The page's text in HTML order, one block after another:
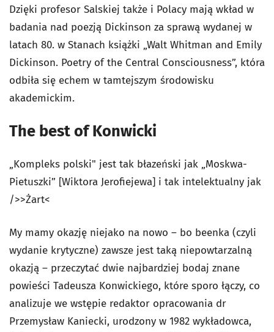
Dzięki profesor Salskiej także i Polacy mają wkład w
badania nad poezją Dickinson za sprawą wydanej w
latach 80. w Stanach książki „Walt Whitman and Emily
Dickinson. Poetry of the Central Consciousness”, która
odbiła się echem w tamtejszym środowisku
akademickim.
The best of Konwicki
„Kompleks polski" jest tak błazeński jak „Moskwa-
Pietuszki” [Wiktora Jerofiejewa] i tak intelektualny jak
/>>Żart<
My mamy okazję niejako na nowo – bo beenka (czyli
wydanie krytyczne) zawsze jest taką niepowtarzalną
okazją – przeczytać dwie najbardziej bodaj znane
powieści Tadeusza Konwickiego, które sporo łączy, co
analizuje we wstępie redaktor opracowania dr
Przemysław Kaniecki, urodzony w 1982 wykładowca,